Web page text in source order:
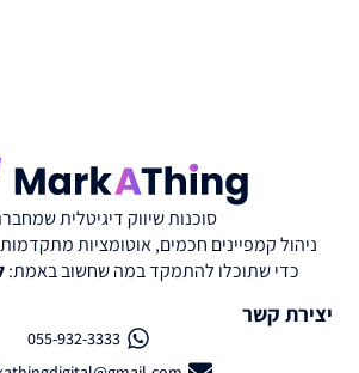
סוכנות שיווק דיגיטלית
ניהול קמפיינים חכמים, אוטומציות
כדי שתוכלו להתמקד במה שחשוב באמת:
יצירת קשר
055-932-3333